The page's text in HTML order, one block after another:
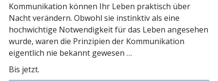
Kommunikation können Ihr Leben praktisch über
Nacht verändern. Obwohl sie instinktiv als eine
hochwichtige Notwendigkeit für das Leben angesehen
wurde, waren die Prinzipien der Kommunikation
eigentlich nie bekannt gewesen …
Bis jetzt.